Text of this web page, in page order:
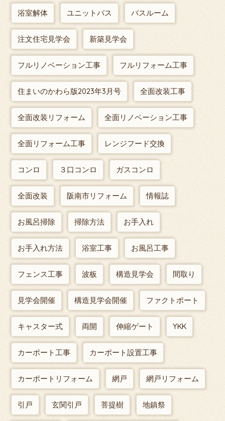
浴室解体 ユニットバス バスルーム
注文住宅見学会 新築見学会
フルリノベーション工事 フルリフォーム工事
住まいのかわら版2023年3月号 全面改装工事
全面改装リフォーム 全面リノベーション工事
全面リフォーム工事 レンジフード交換
コンロ ３口コンロ ガスコンロ
全面改装 阪南市リフォーム 情報誌
お風呂掃除 掃除方法 お手入れ
お手入れ方法 浴室工事 お風呂工事
フェンス工事 波板 構造見学会 間取り
見学会開催 構造見学会開催 ファクトポート
キャスター式 両開 伸縮ゲート YKK
カーポート工事 カーポート設置工事
カーポートリフォーム 網戸 網戸リフォーム
引戸 玄関引戸 菩提樹 地鎮祭